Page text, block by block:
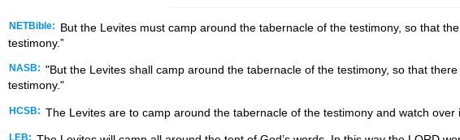
NETBible: But the Levites must camp around the tabernacle of the testimony, so that the
testimony.”
NASB: "But the Levites shall camp around the tabernacle of the testimony, so that
testimony."
HCSB: The Levites are to camp around the tabernacle of the testimony and watch
LEB: